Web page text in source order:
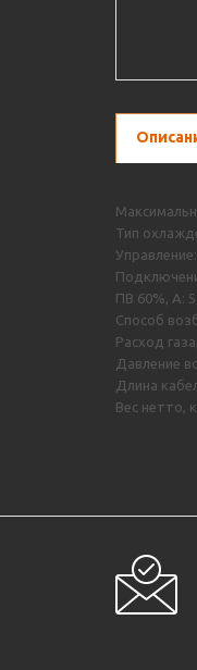
Тип
ПВ 60%, А:
Способ
Расход
Давление
Длина
Вес нетто,